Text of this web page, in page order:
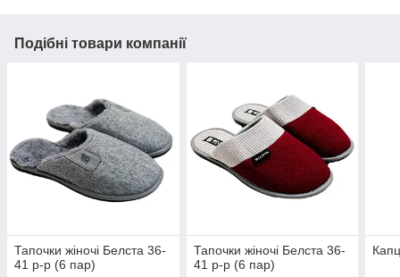
Подібні товари компанії
Тапочки жіночі Белста 36-
41 р-р (6 пар)
Тапочки жіночі Белста 36-
41 р-р (6 пар)